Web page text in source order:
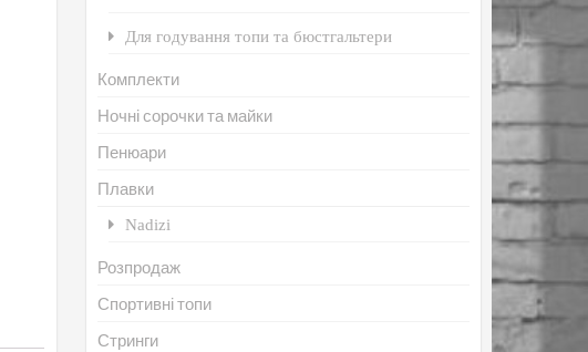
Для годування топи та бюстгальтери
Комплекти
Ночні сорочки та майки
Пенюари
Плавки
Nadizi
Розпродаж
Спортивні топи
Стринги